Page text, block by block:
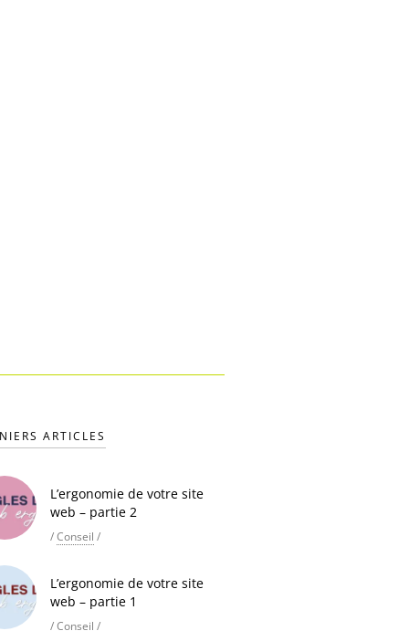
ARTICLES
L’ergonomie de votre site
web – partie 2
/Conseil /
L’ergonomie de votre site
web – partie 1
/Conseil /